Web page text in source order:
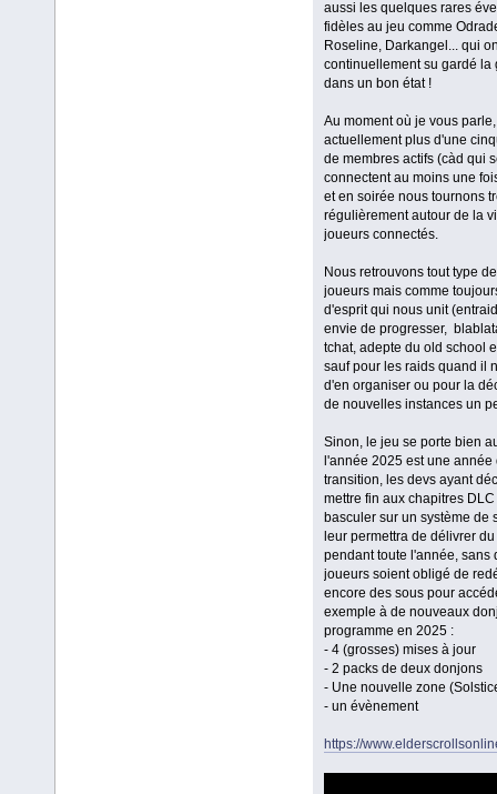
aussi les quelques rares
fidèles au jeu comme
Roseline, Darkangel... qui
continuellement su gardé la
dans un bon état !
Au moment où je vous
actuellement plus d'une
de membres actifs (càd qui
connectent au moins une
et en soirée nous tournons
régulièrement autour de la
joueurs connectés.
Nous retrouvons tout type
joueurs mais comme
d'esprit qui nous unit
envie de progresser,
tchat, adepte du old school
sauf pour les raids quand il
d'en organiser ou pour la
de nouvelles instances un
Sinon, le jeu se porte bien
l'année 2025 est une année
transition, les devs ayant
mettre fin aux chapitres
basculer sur un système de
leur permettra de délivrer
pendant toute l'année, sans
joueurs soient obligé de
encore des sous pour
exemple à de nouveaux
programme en 2025 :
- 4 (grosses) mises à jour
- 2 packs de deux donjons
- Une nouvelle zone
- un évènement
https://